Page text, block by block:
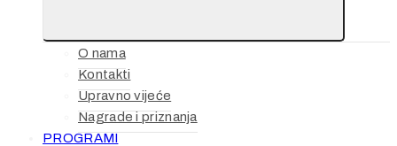
O nama
Kontakti
Upravno vijeće
Nagrade i priznanja
PROGRAMI